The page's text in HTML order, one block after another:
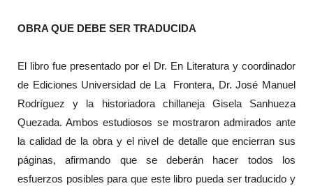
OBRA QUE DEBE SER TRADUCIDA
El libro fue presentado por el Dr. En Literatura y coordinador
de Ediciones Universidad de La Frontera, Dr. José Manuel
Rodríguez y la historiadora chillaneja Gisela Sanhueza
Quezada. Ambos estudiosos se mostraron admirados ante
la calidad de la obra y el nivel de detalle que encierran sus
páginas, afirmando que se deberán hacer todos los
esfuerzos posibles para que este libro pueda ser traducido y